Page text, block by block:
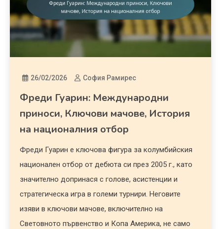
26/02/2026 София Рамирес
Фреди Гуарин: Международни
приноси, Ключови мачове, История
на националния отбор
Фреди Гуарин е ключова фигура за колумбийския
национален отбор от дебюта си през 2005 г., като
значително допринася с голове, асистенции и
стратегическа игра в големи турнири. Неговите
изяви в ключови мачове, включително на
Световното първенство и Копа Америка, не само